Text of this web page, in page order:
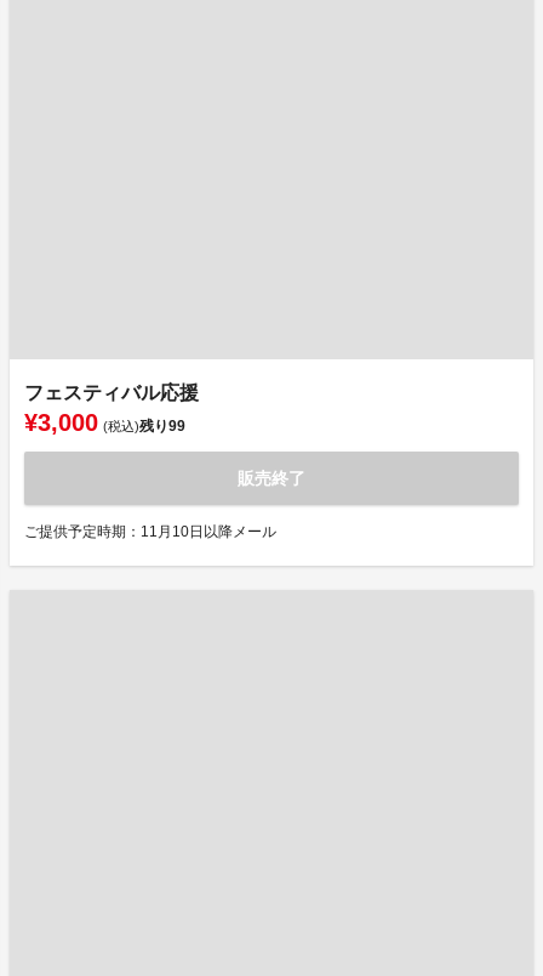
フェスティバル応援
¥3,000 (税込)残り99
販売終了
ご提供予定時期：11月10日以降メール